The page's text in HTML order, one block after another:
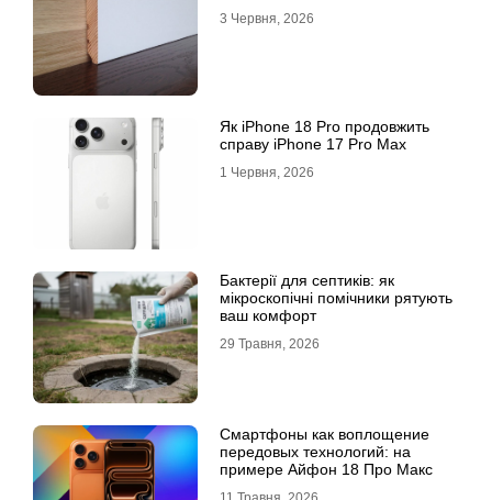
3 Червня, 2026
Як iPhone 18 Pro продовжить
справу iPhone 17 Pro Max
1 Червня, 2026
Бактерії для септиків: як
мікроскопічні помічники рятують
ваш комфорт
29 Травня, 2026
Смартфоны как воплощение
передовых технологий: на
примере Айфон 18 Про Макс